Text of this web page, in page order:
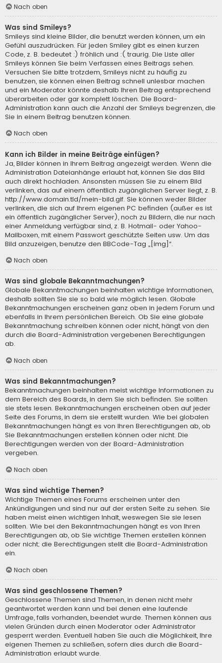
Nach oben
Was sind Smileys?
Smileys sind kleine Bilder, die benutzt werden können, um ein
Gefühl auszudrücken. Für jeden Smiley gibt es einen kurzen
Code, z. B. bedeutet :) fröhlich und :( traurig. Die Liste aller
Smileys können Sie beim Verfassen eines Beitrags sehen.
Versuchen Sie bitte trotzdem, Smileys nicht zu häufig zu
benutzen, sie können einen Beitrag schnell unlesbar machen
und ein Moderator könnte deshalb Ihren Beitrag entsprechend
überarbeiten oder gar komplett löschen. Die Board-
Administration kann auch die Anzahl der Smileys begrenzen, die
Sie in einem Beitrag benutzen können.
Nach oben
Kann ich Bilder in meine Beiträge einfügen?
Ja, Bilder können in Ihrem Beitrag angezeigt werden. Wenn die
Administration Dateianhänge erlaubt hat, können Sie das Bild
auch direkt hochladen. Ansonsten müssen Sie zu einem Bild
verlinken, das auf einem öffentlich zugänglichen Server liegt, z. B.
http://www.domain.tld/mein-bild.gif. Sie können weder Bilder
verlinken, die sich auf Ihrem eigenen PC befinden (außer es ist
ein öffentlich zugänglicher Server), noch zu Bildern, die nur nach
einer Anmeldung verfügbar sind, z. B. Hotmail- oder Yahoo-
Mailboxen, mit einem Passwort geschützte Seiten usw. Um das
Bild anzuzeigen, benutze den BBCode-Tag „[img]“.
Nach oben
Was sind globale Bekanntmachungen?
Globale Bekanntmachungen beinhalten wichtige Informationen,
deshalb sollten Sie sie so bald wie möglich lesen. Globale
Bekanntmachungen erscheinen ganz oben in jedem Forum und
ebenfalls in Ihrem persönlichen Bereich. Ob Sie eine globale
Bekanntmachung schreiben können oder nicht, hängt von den
durch die Board-Administration vergebenen Berechtigungen
ab.
Nach oben
Was sind Bekanntmachungen?
Bekanntmachungen beinhalten meist wichtige Informationen zu
dem Bereich des Boards, in dem Sie sich befinden. Sie sollten
sie stets lesen. Bekanntmachungen erscheinen oben auf jeder
Seite des Forums, in dem sie erstellt wurden. Wie bei globalen
Bekanntmachungen hängt es von Ihren Berechtigungen ab, ob
Sie Bekanntmachungen erstellen können oder nicht. Die
Berechtigungen werden von der Board-Administration
vergeben.
Nach oben
Was sind wichtige Themen?
Wichtige Themen eines Forums erscheinen unter den
Ankündigungen und sind nur auf der ersten Seite zu sehen. Sie
haben meist einen wichtigen Inhalt, weswegen Sie sie lesen
sollten. Wie bei den Bekanntmachungen hängt es von Ihren
Berechtigungen ab, ob Sie wichtige Themen erstellen können
oder nicht; die Berechtigungen stellt die Board-Administration
ein.
Nach oben
Was sind geschlossene Themen?
Geschlossene Themen sind Themen, in denen nicht mehr
geantwortet werden kann und bei denen eine laufende
Umfrage, falls vorhanden, beendet wurde. Themen können aus
vielen Gründen durch einen Moderator oder Administrator
gesperrt werden. Eventuell haben Sie auch die Möglichkeit, Ihre
eigenen Themen zu schließen, sofern dies durch die Board-
Administration erlaubt wurde.